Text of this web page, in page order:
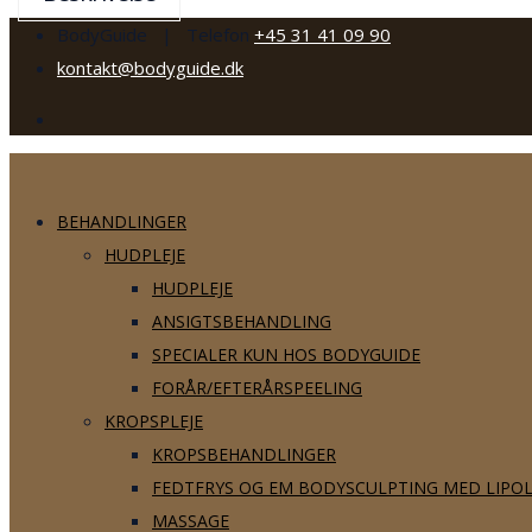
BodyGuide | Telefon +45 31 41 09 90
kontakt@bodyguide.dk
BEHANDLINGER
HUDPLEJE
HUDPLEJE
ANSIGTSBEHANDLING
SPECIALER KUN HOS BODYGUIDE
FORÅR/EFTERÅRSPEELING
KROPSPLEJE
KROPSBEHANDLINGER
FEDTFRYS OG EM BODYSCULPTING MED
MASSAGE